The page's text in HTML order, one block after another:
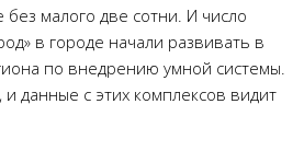
малого две сотни. И число
в городе начали развивать в
по внедрению умной системы.
данные с этих комплексов видит